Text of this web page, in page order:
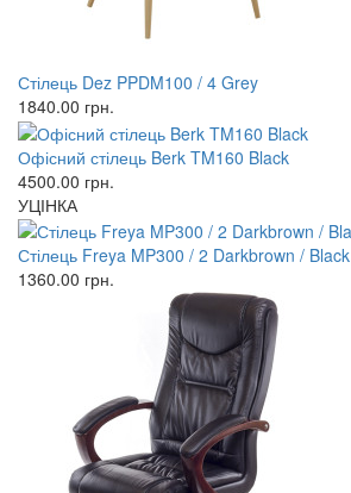
Стілець Dez PPDM100 / 4 Grey
1840.00 грн.
Офісний стілець Berk TM160 Black
4500.00 грн.
УЦІНКА
Стілець Freya MP300 / 2 Darkbrown / Black
1360.00 грн.